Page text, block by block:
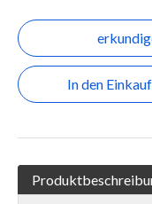
In den